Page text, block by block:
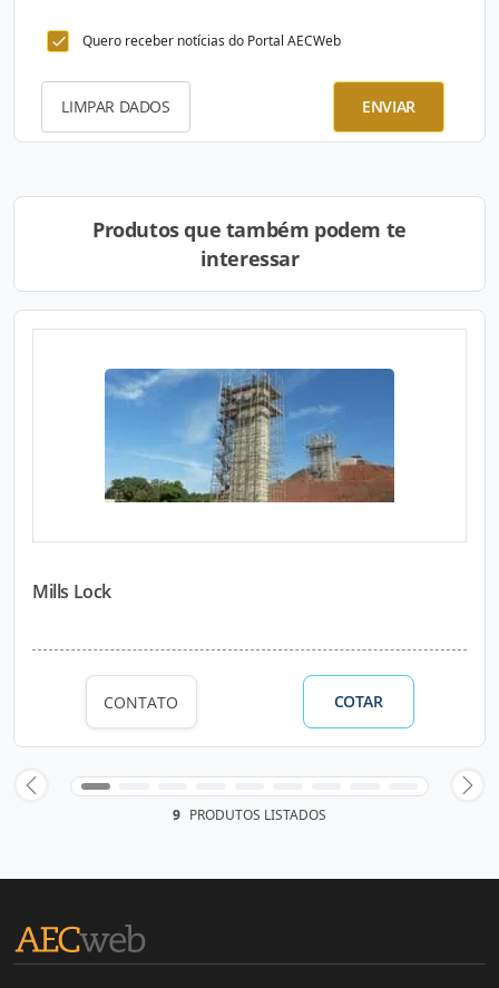
Quero receber notícias do Portal AECWeb
LIMPAR DADOS ENVIAR
Produtos que também podem te
interessar
Mills Lock
CONTATO COTAR
9 PRODUTOS LISTADOS